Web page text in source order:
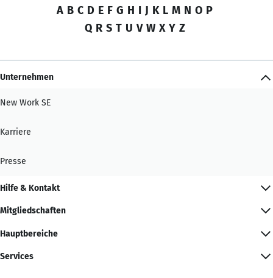
A B C D E F G H I J K L M N O P
Q R S T U V W X Y Z
Unternehmen
New Work SE
Karriere
Presse
Hilfe & Kontakt
Mitgliedschaften
Hauptbereiche
Services